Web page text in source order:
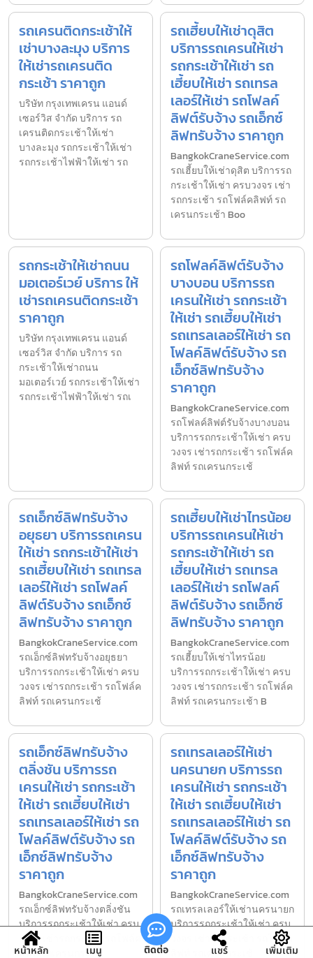
รถเครนติดกระเช้าให้
เช่าบางละมุง บริการ
ให้เช่ารถเครนติด
กระเช้า ราคาถูก
บริษัท กรุงเทพเครน แอนด์
เซอร์วิส จำกัด บริการ รถ
เครนติดกระเช้าให้เช่า
บางละมุง รถกระเช้าให้เช่า
รถกระเช้าไฟฟ้าให้เช่า รถ
รถเฮี้ยบให้เช่าดุสิต
บริการรถเครนให้เช่า
รถกระเช้าให้เช่า รถ
เฮี้ยบให้เช่า รถเทรล
เลอร์ให้เช่า รถโฟลค์
ลิฟต์รับจ้าง รถเอ็กซ์
ลิฟทรับจ้าง ราคาถูก
BangkokCraneService.com
รถเฮี้ยบให้เช่าดุสิต บริการรถ
กระเช้าให้เช่า ครบวงจร เช่า
รถกระเช้า รถโฟล์คลิฟท์ รถ
เครนกระเช้า Boo
รถกระเช้าให้เช่าถนน
มอเตอร์เวย์ บริการ ให้
เช่ารถเครนติดกระเช้า
ราคาถูก
บริษัท กรุงเทพเครน แอนด์
เซอร์วิส จำกัด บริการ รถ
กระเช้าให้เช่าถนน
มอเตอร์เวย์ รถกระเช้าให้เช่า
รถกระเช้าไฟฟ้าให้เช่า รถเ
รถโฟลค์ลิฟต์รับจ้าง
บางบอน บริการรถ
เครนให้เช่า รถกระเช้า
ให้เช่า รถเฮี้ยบให้เช่า
รถเทรลเลอร์ให้เช่า รถ
โฟลค์ลิฟต์รับจ้าง รถ
เอ็กซ์ลิฟทรับจ้าง
ราคาถูก
BangkokCraneService.com
รถโฟลค์ลิฟต์รับจ้างบางบอน
บริการรถกระเช้าให้เช่า ครบ
วงจร เช่ารถกระเช้า รถโฟล์ค
ลิฟท์ รถเครนกระเช้
รถเอ็กซ์ลิฟทรับจ้าง
อยุธยา บริการรถเครน
ให้เช่า รถกระเช้าให้เช่า
รถเฮี้ยบให้เช่า รถเทรล
เลอร์ให้เช่า รถโฟลค์
ลิฟต์รับจ้าง รถเอ็กซ์
ลิฟทรับจ้าง ราคาถูก
BangkokCraneService.com
รถเอ็กซ์ลิฟทรับจ้างอยุธยา
บริการรถกระเช้าให้เช่า ครบ
วงจร เช่ารถกระเช้า รถโฟล์ค
ลิฟท์ รถเครนกระเช้
รถเฮี้ยบให้เช่าไทรน้อย
บริการรถเครนให้เช่า
รถกระเช้าให้เช่า รถ
เฮี้ยบให้เช่า รถเทรล
เลอร์ให้เช่า รถโฟลค์
ลิฟต์รับจ้าง รถเอ็กซ์
ลิฟทรับจ้าง ราคาถูก
BangkokCraneService.com
รถเฮี้ยบให้เช่าไทรน้อย
บริการรถกระเช้าให้เช่า ครบ
วงจร เช่ารถกระเช้า รถโฟล์ค
ลิฟท์ รถเครนกระเช้า B
รถเอ็กซ์ลิฟทรับจ้าง
ตลิ่งชัน บริการรถ
เครนให้เช่า รถกระเช้า
ให้เช่า รถเฮี้ยบให้เช่า
รถเทรลเลอร์ให้เช่า รถ
โฟลค์ลิฟต์รับจ้าง รถ
เอ็กซ์ลิฟทรับจ้าง
ราคาถูก
BangkokCraneService.com
รถเอ็กซ์ลิฟทรับจ้างตลิ่งชัน
บริการรถกระเช้าให้เช่า ครบ
วงจร เช่ารถกระเช้า รถโฟล์ค
ลิฟท์ รถเครนกระเ
รถเทรลเลอร์ให้เช่า
นครนายก บริการรถ
เครนให้เช่า รถกระเช้า
ให้เช่า รถเฮี้ยบให้เช่า
รถเทรลเลอร์ให้เช่า รถ
โฟลค์ลิฟต์รับจ้าง รถ
เอ็กซ์ลิฟทรับจ้าง
ราคาถูก
BangkokCraneService.com
รถเทรลเลอร์ให้เช่านครนายก
บริการรถกระเช้าให้เช่า ครบ
วงจร เช่ารถกระเช้า รถโฟล์ค
ลิฟท์ รถเครนกระเช้
หน้าหลัก เมนู ติดต่อ แชร์ เพิ่มเติม